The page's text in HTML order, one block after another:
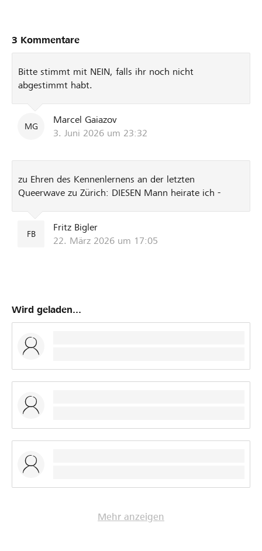
3 Kommentare
Bitte stimmt mit NEIN, falls ihr noch nicht
abgestimmt habt.
MG
Marcel Gaiazov
3. Juni 2026 um 23:32
zu Ehren des Kennenlernens an der letzten
Queerwave zu Zürich: DIESEN Mann heirate ich -
FB
Fritz Bigler
22. März 2026 um 17:05
Wird geladen...
Mehr anzeigen